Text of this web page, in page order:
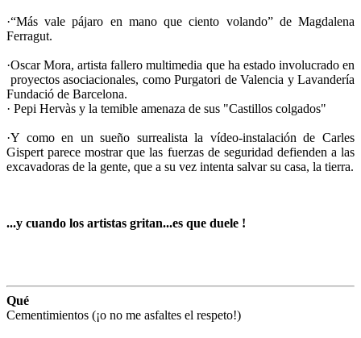
·“Más vale pájaro en mano que ciento volando” de Magdalena
Ferragut.
·Oscar Mora, artista fallero multimedia que ha estado involucrado en
proyectos asociacionales, como Purgatori de Valencia y Lavandería
Fundació de Barcelona.
· Pepi Hervàs y la temible amenaza de sus "Castillos colgados"
·Y como en un sueño surrealista la vídeo-instalación de Carles
Gispert parece mostrar que las fuerzas de seguridad defienden a las
excavadoras de la gente, que a su vez intenta salvar su casa, la tierra.
...y cuando los artistas gritan...es que duele !
Qué
Cementimientos (¡o no me asfaltes el respeto!)